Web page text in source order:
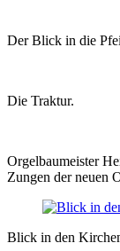
Der Blick in die
Die Traktur.
Orgelbaumeister
Zungen der neuen
Blick in den